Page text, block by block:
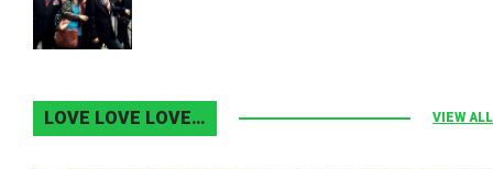
LOVE LOVE LOVE… VIEW ALL